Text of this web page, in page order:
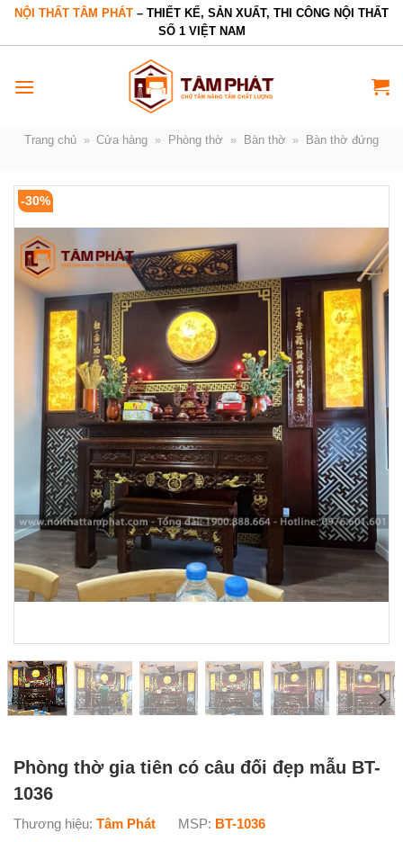
Bỏ
dung
NỘI THẤT TÂM PHÁT – THIẾT KẾ, SẢN XUẤT, THI CÔNG NỘI THẤT
SỐ 1 VIỆT NAM
Trang chủ » Cửa hàng » Phòng thờ » Bàn thờ » Bàn thờ đứng
-30%
Phòng thờ gia tiên có câu đối đẹp mẫu BT-
1036
Thương hiệu: Tâm Phát MSP: BT-1036